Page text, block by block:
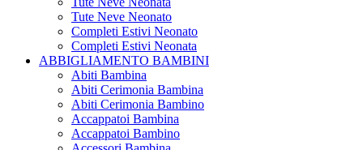
Tute Neve Neonato
Completi Estivi Neonato
Completi Estivi Neonata
ABBIGLIAMENTO BAMBINI
Abiti Bambina
Abiti Cerimonia Bambina
Abiti Cerimonia Bambino
Accappatoi Bambina
Accappatoi Bambino